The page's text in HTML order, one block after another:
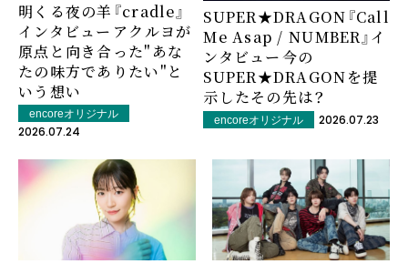
明くる夜の羊『cradle』
インタビュー――アクルヨが
原点と向き合った"あな
たの味方でありたい"と
いう想い
encoreオリジナル
2026.07.24
SUPER★DRAGON『Call
Me Asap / NUMBER』イ
ンタビュー――今の
SUPER★DRAGONを提
示したその先は？
encoreオリジナル 2026.07.23